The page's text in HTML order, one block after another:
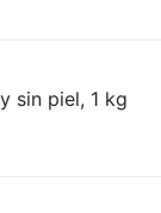
sin piel, 1 kg